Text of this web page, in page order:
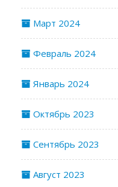
Март 2024
Февраль 2024
Январь 2024
Октябрь 2023
Сентябрь 2023
Август 2023